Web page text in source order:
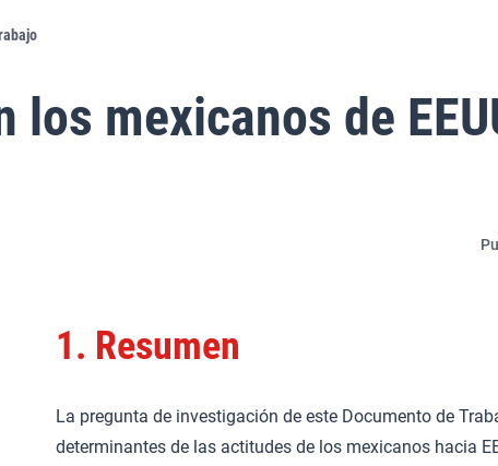
los mexicanos de
1. Resumen
La pregunta de investigación de este Documento de
determinantes de las actitudes de los mexicanos hacia